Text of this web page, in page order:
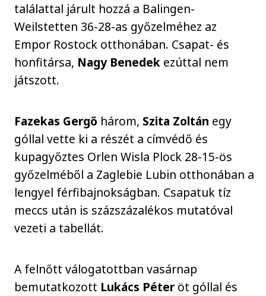
találattal járult hozzá a Balingen-
Weilstetten 36-28-as győzelméhez az
Empor Rostock otthonában. Csapat- és
honfitársa, Nagy Benedek ezúttal nem
játszott.
Fazekas Gergő három, Szita Zoltán egy
góllal vette ki a részét a címvédő és
kupagyőztes Orlen Wisla Plock 28-15-ös
győzelméből a Zaglebie Lubin otthonában a
lengyel férfibajnokságban. Csapatuk tíz
meccs után is százszázalékos mutatóval
vezeti a tabellát.
A felnőtt válogatottban vasárnap
bemutatkozott Lukács Péter öt góllal és